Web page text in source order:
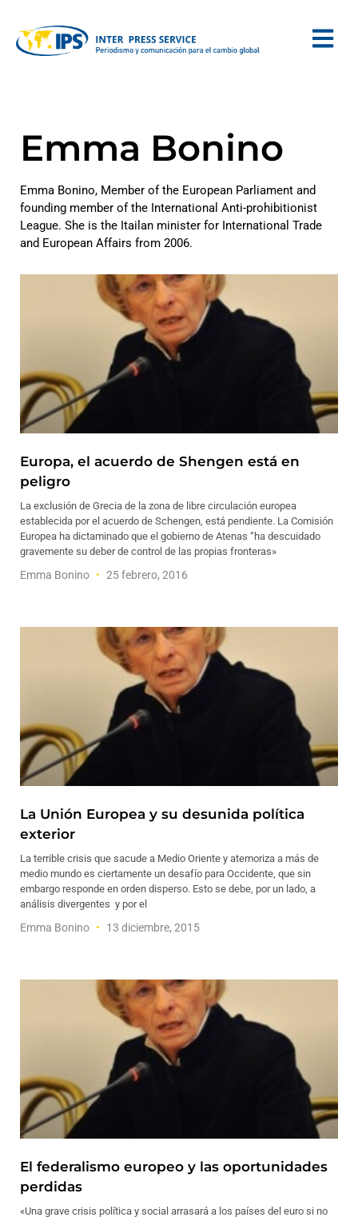
Emma Bonino
Emma Bonino, Member of the European Parliament and
founding member of the International Anti-prohibitionist
League. She is the Itailan minister for International Trade
and European Affairs from 2006.
Europa, el acuerdo de Shengen está en
peligro
La exclusión de Grecia de la zona de libre circulación europea
establecida por el acuerdo de Schengen, está pendiente. La Comisión
Europea ha dictaminado que el gobierno de Atenas “ha descuidado
gravemente su deber de control de las propias fronteras»
Emma Bonino 25 febrero, 2016
La Unión Europea y su desunida política
exterior
La terrible crisis que sacude a Medio Oriente y atemoriza a más de
medio mundo es ciertamente un desafío para Occidente, que sin
embargo responde en orden disperso. Esto se debe, por un lado, a
análisis divergentes y por el
Emma Bonino 13 diciembre, 2015
El federalismo europeo y las oportunidades
perdidas
«Una grave crisis política y social arrasará a los países del euro si no